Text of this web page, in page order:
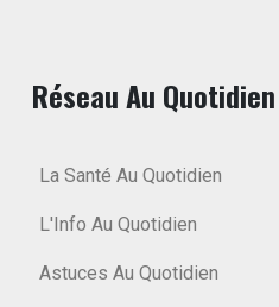
Réseau Au Quotidien
La Santé Au Quotidien
L'Info Au Quotidien
Astuces Au Quotidien